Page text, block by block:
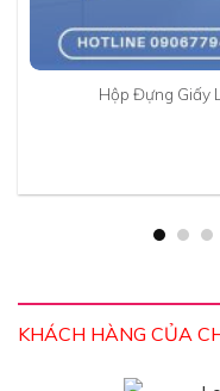
Hộp Đựng Giấy
KHÁCH HÀNG CỦA